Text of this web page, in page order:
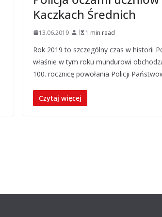
Kaczkach Średnich
13.06.2019 1 min read
Rok 2019 to szczególny czas w historii
właśnie w tym roku mundurowi
100. rocznicę powołania Policji
Czytaj więcej